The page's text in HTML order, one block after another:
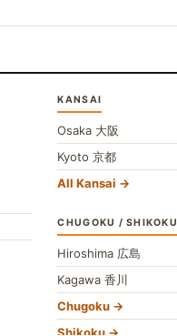
KANSAI
Osaka 大阪
Kyoto京都
All Kansai
CHUGOKU / SHIKOKU
Hiroshima 広島
Kagawa香川
Chugoku
Shikoku